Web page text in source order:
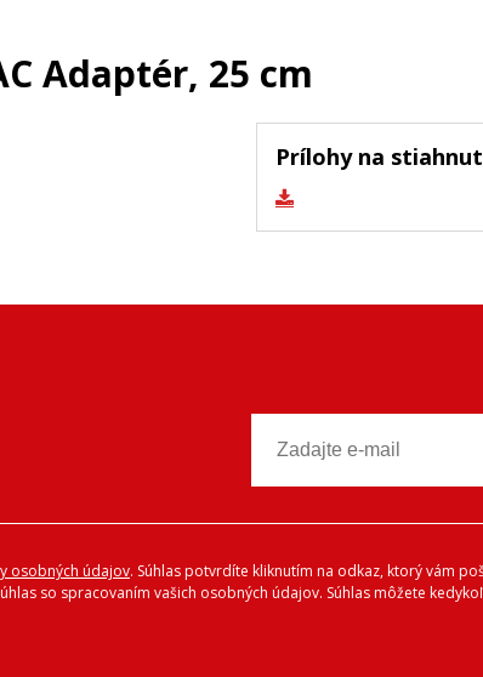
Adaptér, 25 cm
Prílohy na
osobných údajov. Súhlas potvrdíte kliknutím na odkaz, ktorý vám
so spracovaním vašich osobných údajov. Súhlas môžete